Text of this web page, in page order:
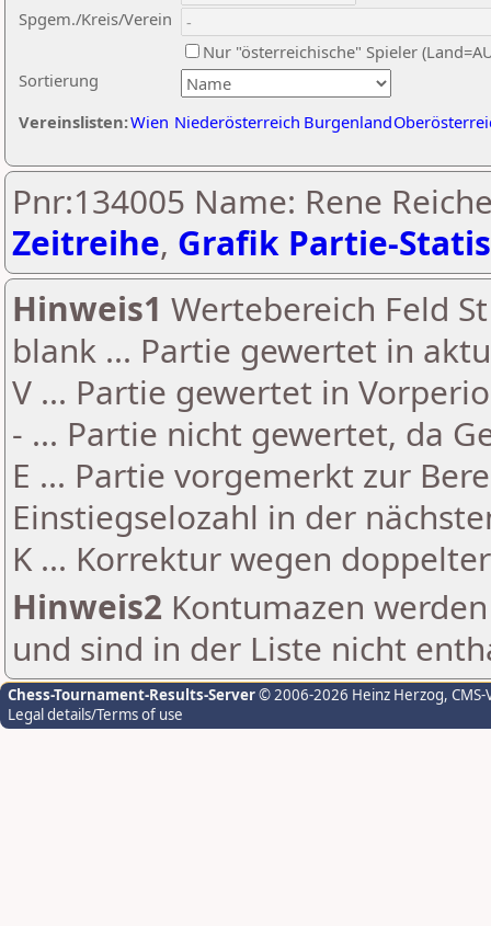
Sortierung
Spgem./Kreis/Verein
Nur "österreichische" Spieler
Vereinslisten:Wien Niederösterreich Burgenland
Pnr:134005 Name: Rene
Zeitreihe, Grafik Partie-
Hinweis1 Wertebereich Feld
blank ... Partie gewertet in
V ... Partie gewertet in
- ... Partie nicht gewertet, da
E ... Partie vorgemerkt zur
Einstiegselozahl in der
K ... Korrektur wegen
Hinweis2 Kontumazen
und sind in der Liste nicht
Chess-Tournament-Results-Server© 2006-2026 Heinz Herzog,
Legal details/Terms of use